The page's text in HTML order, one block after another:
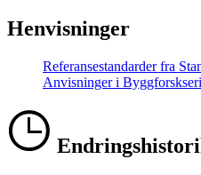
Henvisninger
Referansestandarder fra
Anvisninger i